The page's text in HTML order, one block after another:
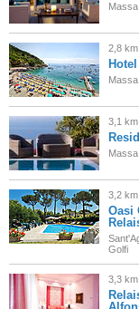
2,8 km
3,1 km
3,2 km
Oasi
Golfi
3,3 km